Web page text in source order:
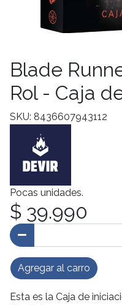
Blade
Rol - Caja
SKU: 8436607943112
Pocas unidades.
$ 39.990
Agregar al carro
Esta es la Caja de